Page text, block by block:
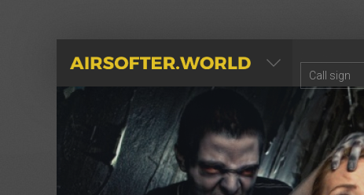
AIRSOFTER.WORLD